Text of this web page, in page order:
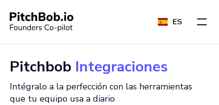
ES
Pitchbob Integraciones
Intégralo a la perfección con las herramientas
que tu equipo usa a diario